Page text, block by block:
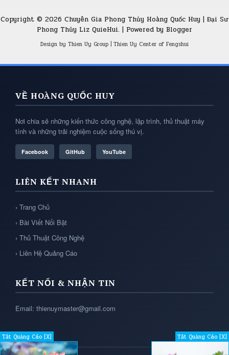
Tắt Quảng Cáo [X]
Tắt Quảng Cáo [X]
Copyright © 2026 Chuyên Gia Phong Thủy Hoàng Quốc Huy | Đại Sư
Phong Thủy Liz QuieHui. | Powered by Blogger
Design by Thien Uy Group Thien Uy Center of Fengshui
VỀ HOÀNG QUỐC HUY
Nơi chia sẻ những kiến thức công nghệ, lập trình, thủ thuật máy
tính và những trải nghiệm cuộc sống thú vị.
Facebook GitHub YouTube
LIÊN KẾT NHANH
› Trang Chủ
› Bài Viết Nổi Bật
› Thủ Thuật Công Nghệ
› Liên Hệ Quảng Cáo
KẾT NỐI & NHẬN TIN
Email: thienuymaster@gmail.com